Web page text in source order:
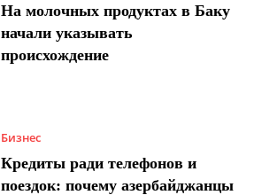
На молочных продуктах в Баку
начали указывать
происхождение
Бизнес
Кредиты ради телефонов и
поездок: почему азербайджанцы